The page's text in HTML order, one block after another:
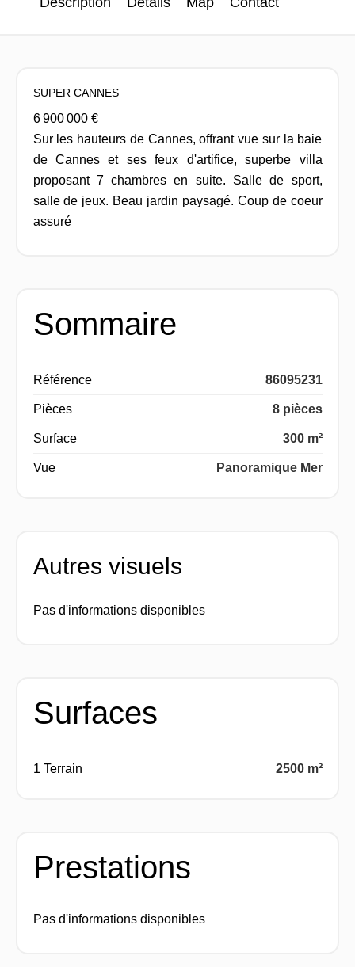
SUPER CANNES
6 900 000 €
Sur les hauteurs de Cannes, offrant vue sur la baie
de Cannes et ses feux d'artifice, superbe villa
proposant 7 chambres en suite. Salle de sport,
salle de jeux. Beau jardin paysagé. Coup de coeur
assuré
Sommaire
Référence 86095231
Pièces 8 pièces
Surface 300 m²
Vue Panoramique Mer
Autres visuels
Pas d'informations disponibles
Surfaces
1 Terrain 2500 m²
Prestations
Pas d'informations disponibles